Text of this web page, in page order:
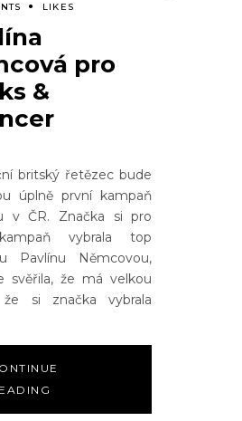
LIKES
pro
&
britský řetězec bude
úplně první kampaň
v ČR. Značka si pro
vybrala top
Pavlínu Němcovou,
svěřila, že má velkou
že si značka vybrala